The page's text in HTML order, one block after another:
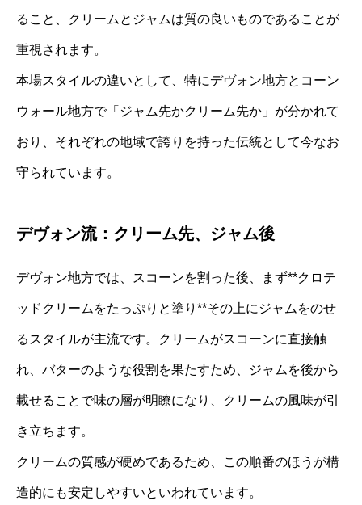
ること、クリームとジャムは質の良いものであることが
重視されます。
本場スタイルの違いとして、特にデヴォン地方とコーン
ウォール地方で「ジャム先かクリーム先か」が分かれて
おり、それぞれの地域で誇りを持った伝統として今なお
守られています。
デヴォン流：クリーム先、ジャム後
デヴォン地方では、スコーンを割った後、まず**クロテ
ッドクリームをたっぷりと塗り**その上にジャムをのせ
るスタイルが主流です。クリームがスコーンに直接触
れ、バターのような役割を果たすため、ジャムを後から
載せることで味の層が明瞭になり、クリームの風味が引
き立ちます。
クリームの質感が硬めであるため、この順番のほうが構
造的にも安定しやすいといわれています。